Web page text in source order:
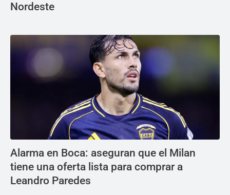
Nordeste
Alarma en Boca: aseguran que el Milan
tiene una oferta lista para comprar a
Leandro Paredes